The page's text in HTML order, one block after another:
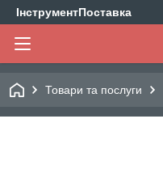
ІнструментПоставка
Товари та послуги